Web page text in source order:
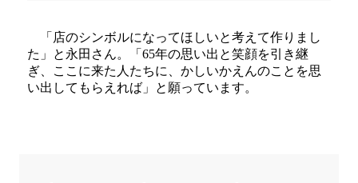
「店のシンボルになってほしいと考えて作りまし
た」と永田さん。「65年の思い出と笑顔を引き継
ぎ、ここに来た人たちに、かしいかえんのことを思
い出してもらえれば」と願っています。